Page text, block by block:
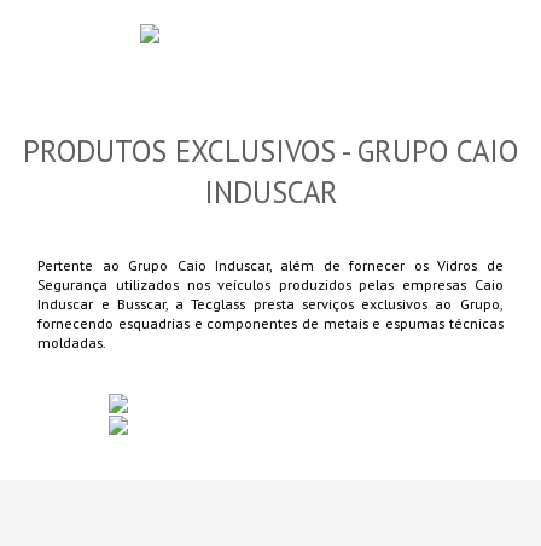
PRODUTOS EXCLUSIVOS - GRUPO CAIO
INDUSCAR
Pertente ao Grupo Caio Induscar, além de fornecer os Vidros de
Segurança utilizados nos veículos produzidos pelas empresas Caio
Induscar e Busscar, a Tecglass presta serviços exclusivos ao Grupo,
fornecendo esquadrias e componentes de metais e espumas técnicas
moldadas.